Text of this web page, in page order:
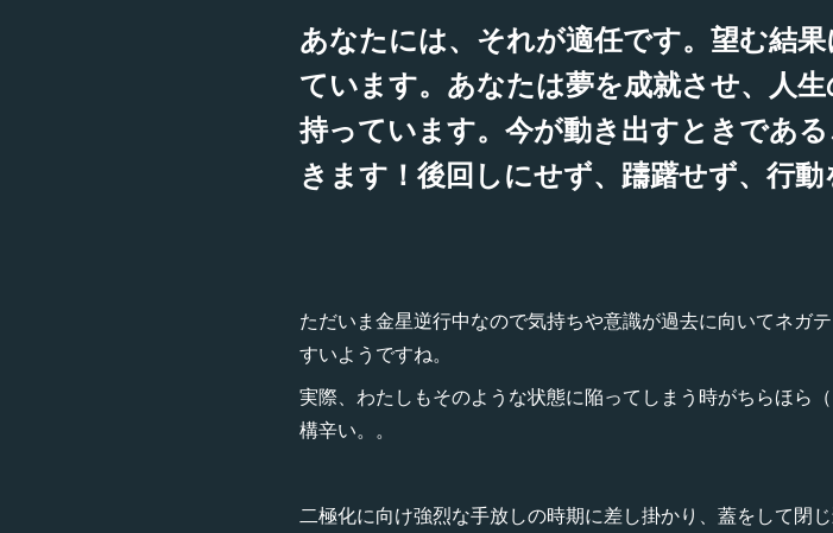
あなたには、それが適任です。望む結
ています。あなたは夢を成就させ、人
持っています。今が動き出すときであ
きます！後回しにせず、躊躇せず、行動
ただいま金星逆行中なので気持ちや意識が過去に向いてネガ
すいようですね。
実際、わたしもそのような状態に陥ってしまう時がちらほら
構辛い。。
二極化に向け強烈な手放しの時期に差し掛かり、蓋をして閉